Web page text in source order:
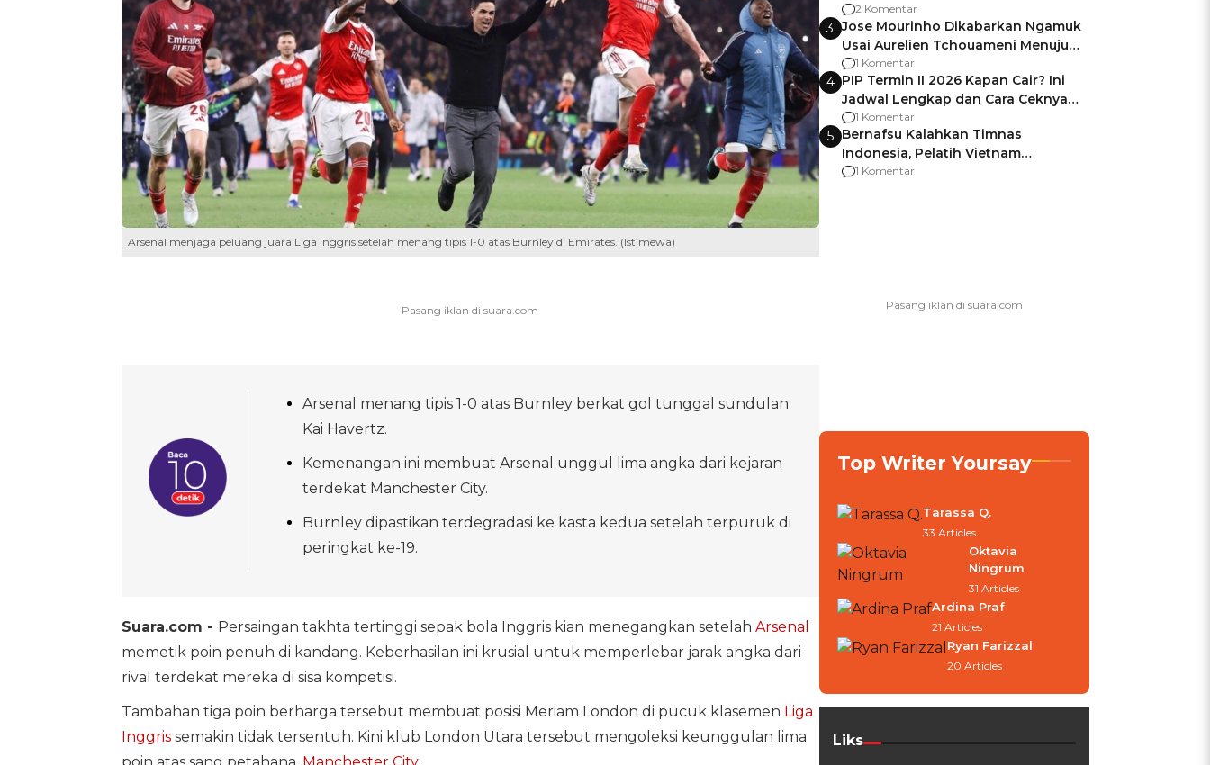
Arsenal menjaga peluang juara Liga Inggris setelah menang tipis 1-0 atas Burnley di Emirates. (Istimewa)
Arsenal menang tipis 1-0 atas Burnley berkat gol tunggal sundulan
Kai Havertz.
Kemenangan ini membuat Arsenal unggul lima angka dari kejaran
terdekat Manchester City.
Burnley dipastikan terdegradasi ke kasta kedua setelah terpuruk di
peringkat ke-19.
Suara.com - Persaingan takhta tertinggi sepak bola Inggris kian menegangkan setelah Arsenal
memetik poin penuh di kandang. Keberhasilan ini krusial untuk memperlebar jarak angka dari
rival terdekat mereka di sisa kompetisi.
Tambahan tiga poin berharga tersebut membuat posisi Meriam London di pucuk klasemen Liga
Inggrissemakin tidak tersentuh. Kini klub London Utara tersebut mengoleksi keunggulan lima
poin atas sang petahana, Manchester City.
Pemalang
2 Komentar
3 Jose Mourinho Dikabarkan Ngamuk
Usai Aurelien Tchouameni Menuju
Manchester United
1 Komentar
4 PIP Termin II 2026 Kapan Cair? Ini
Jadwal Lengkap dan Cara Ceknya
agar Dana Tidak Hangus!
1 Komentar
5 Bernafsu Kalahkan Timnas
Indonesia, Pelatih Vietnam
Berencana Pakai Jimat di Pakansari
1 Komentar
Top Writer Yoursay
Tarassa Q.
33 Articles
Oktavia
Ningrum
31 Articles
Ardina Praf
21 Articles
Ryan Farizzal
20 Articles
Liks